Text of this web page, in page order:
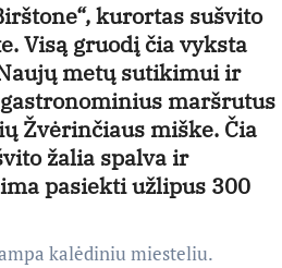
kurortas sušvito
Visą gruodį čia vyksta
metų sutikimui ir
maršrutus
Žvėrinčiaus miške. Čia
žalia spalva ir
pasiekti užlipus 300
kalėdiniu miesteliu.